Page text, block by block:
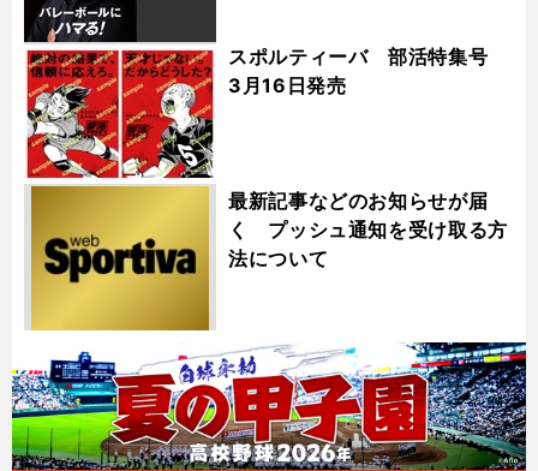
スポルティーバ 部活特集号
3月16日発売
最新記事などのお知らせが届
く プッシュ通知を受け取る方
法について